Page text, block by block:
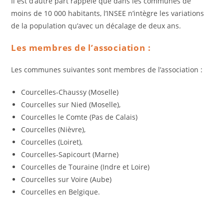
moins de 10 000 habitants, l’INSEE n’intègre les variations
de la population qu’avec un décalage de deux ans.
Les membres de l’association :
Les communes suivantes sont membres de l’association :
Courcelles-Chaussy (Moselle)
Courcelles sur Nied (Moselle),
Courcelles le Comte (Pas de Calais)
Courcelles (Nièvre),
Courcelles (Loiret),
Courcelles-Sapicourt (Marne)
Courcelles de Touraine (Indre et Loire)
Courcelles sur Voire (Aube)
Courcelles en Belgique.